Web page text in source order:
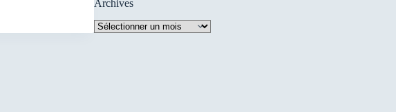
Archives
Archives